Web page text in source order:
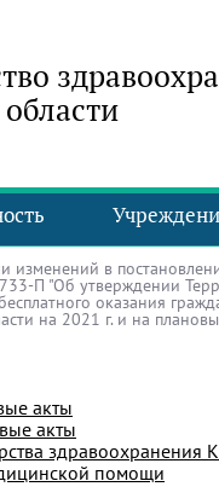
в
П "Об утверждении
оказания
на 2021 г. и на
акты
акты
здравоохранения
помощи